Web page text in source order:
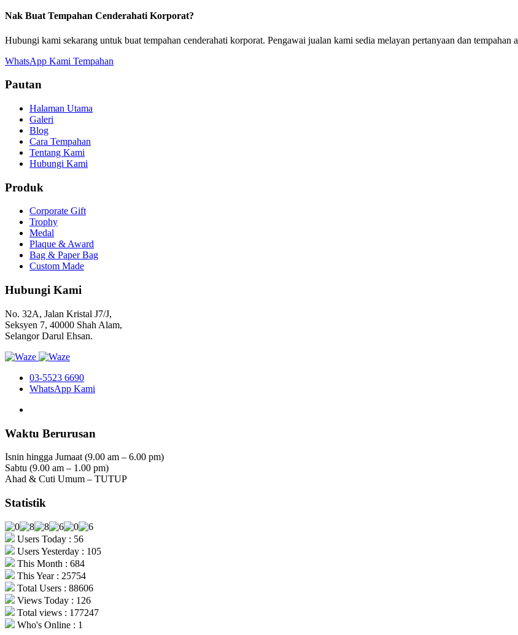
Nak Buat Tempahan Cenderahati Korporat?
Hubungi kami sekarang untuk buat tempahan cenderahati korporat. Pengawai jualan kami sedia melayan pertanyaan dan tempahan
WhatsApp Kami Tempahan
Pautan
Halaman Utama
Galeri
Blog
Cara Tempahan
Tentang Kami
Hubungi Kami
Produk
Corporate Gift
Trophy
Medal
Plaque & Award
Bag & Paper Bag
Custom Made
Hubungi Kami
No. 32A, Jalan Kristal J7/J,
Seksyen 7, 40000 Shah Alam,
Selangor Darul Ehsan.
03-5523 6690
WhatsApp Kami
Waktu Berurusan
Isnin hingga Jumaat (9.00 am – 6.00 pm)
Sabtu (9.00 am – 1.00 pm)
Ahad & Cuti Umum – TUTUP
Statistik
Users Today : 56
Users Yesterday : 105
This Month : 684
This Year : 25754
Total Users : 88606
Views Today : 126
Total views : 177247
Who's Online : 1